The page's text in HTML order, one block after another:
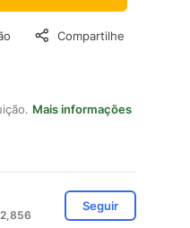
Compartilhe
Mais informações
Seguir